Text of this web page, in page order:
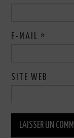
E-MAIL*
SITE WEB